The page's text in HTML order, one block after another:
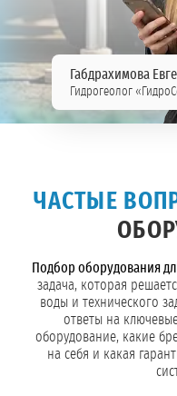
Габдрахимова
Гидрогеолог
ЧАСТЫЕ
Подбор оборудования
задача, которая
воды и технического
ответы на
оборудование, какие
на себя и какая